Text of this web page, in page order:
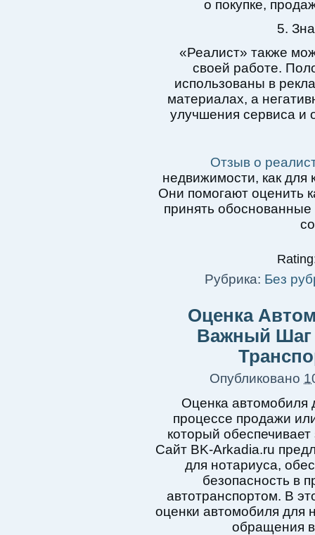
о покупке,
5.
«Реалист» также
своей работе.
использованы в
материалах, а
улучшения сервиса и
Отзыв о
недвижимости, как для
Они помогают оценить
принять
Рубрика: Без
Оценка
Важный Шаг
Опубликовано
Оценка автомобиля
процессе продажи
который обеспечивает
Сайт BK-Arkadia.ru
для нотариуса,
безопасность в
автотранспортом. В
оценки автомобиля для
обращения